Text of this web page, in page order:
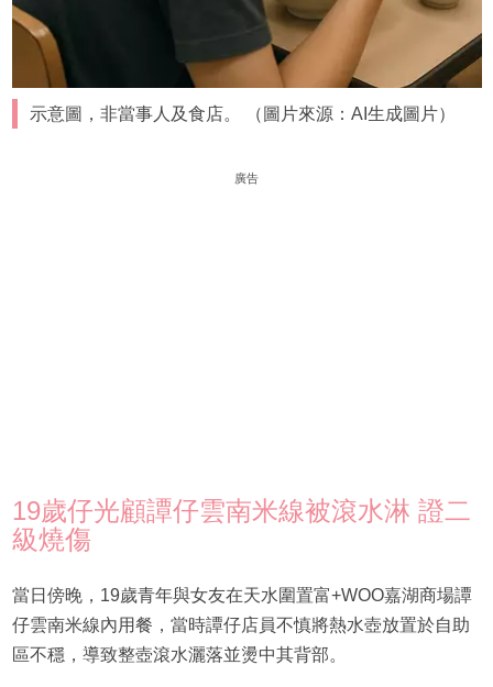
示意圖，非當事人及食店。 （圖片來源：AI生成圖片）
廣告
19歲仔光顧譚仔雲南米線被滾水淋 證二
級燒傷
當日傍晚，19歲青年與女友在天水圍置富+WOO嘉湖商場譚
仔雲南米線內用餐，當時譚仔店員不慎將熱水壺放置於自助
區不穩，導致整壺滾水灑落並燙中其背部。